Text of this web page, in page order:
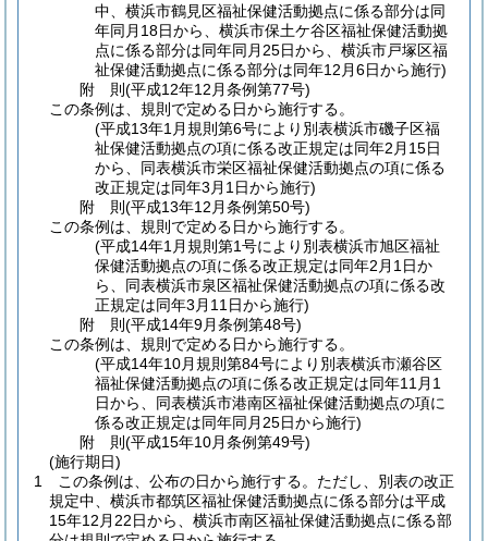
中、横浜市鶴見区福祉保健活動拠点に係る部分は同
年同月18日から、横浜市保土ケ谷区福祉保健活動拠
点に係る部分は同年同月25日から、横浜市戸塚区福
祉保健活動拠点に係る部分は同年12月6日から施行)
附 則(平成12年12月条例第77号)
この条例は、規則で定める日から施行する。
(平成13年1月規則第6号により別表横浜市磯子区福
祉保健活動拠点の項に係る改正規定は同年2月15日
から、同表横浜市栄区福祉保健活動拠点の項に係る
改正規定は同年3月1日から施行)
附 則(平成13年12月条例第50号)
この条例は、規則で定める日から施行する。
(平成14年1月規則第1号により別表横浜市旭区福祉
保健活動拠点の項に係る改正規定は同年2月1日か
ら、同表横浜市泉区福祉保健活動拠点の項に係る改
正規定は同年3月11日から施行)
附 則(平成14年9月条例第48号)
この条例は、規則で定める日から施行する。
(平成14年10月規則第84号により別表横浜市瀬谷区
福祉保健活動拠点の項に係る改正規定は同年11月1
日から、同表横浜市港南区福祉保健活動拠点の項に
係る改正規定は同年同月25日から施行)
附 則(平成15年10月条例第49号)
(施行期日)
1
この条例は、公布の日から施行する。 ただし、別表の改正
規定中、横浜市都筑区福祉保健活動拠点に係る部分は平成
15年12月22日から、横浜市南区福祉保健活動拠点に係る部